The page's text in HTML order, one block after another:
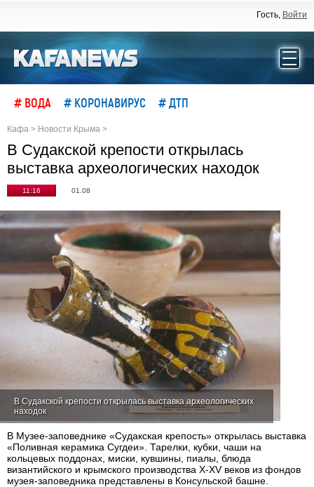
Гость, Войти
# ВОДА # КОРОНАВИРУС # ДТП
Кафа > Новости Крыма >
В Судакской крепости открылась
выставка археологических находок
11:16 01.08
В Судакской крепости открылась выставка археологических
находок
В Музее-заповеднике «Судакская крепость» открылась выставка
«Поливная керамика Сугдеи». Тарелки, кубки, чаши на
кольцевых поддонах, миски, кувшины, пиалы, блюда
византийского и крымского производства X-XV веков из фондов
музея-заповедника представлены в Консульской башне.